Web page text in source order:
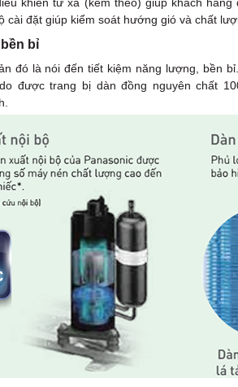
cài đặt giúp kiểm soát hướng gió và chất
bỉ
đó là nói đến tiết kiệm năng lượng, bền
được trang bị dàn đồng nguyên chất